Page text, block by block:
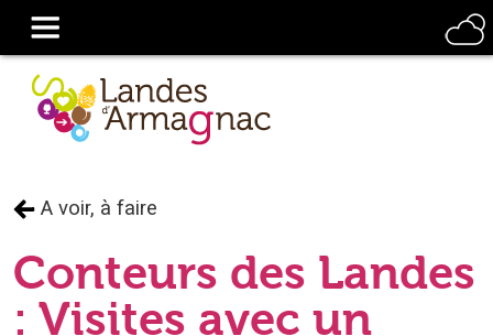
A voir, à faire
Conteurs des Landes
: Visites avec un